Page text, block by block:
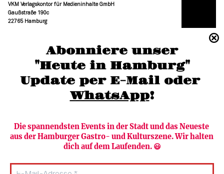
Abonniere unser
"Heute in Hamburg"
Update per E-Mail oder
WhatsApp!
Die spannendsten Events in der Stadt und das Neueste
aus der Hamburger Gastro- und Kulturszene. Wir halten
dich auf dem Laufenden. 😃
VKM Verlagskontor für Medieninhalte GmbH
Gaußstraße 190c
22765 Hamburg
moc.grubmah-enezs@ofni
Newsletter abonnieren Verlag